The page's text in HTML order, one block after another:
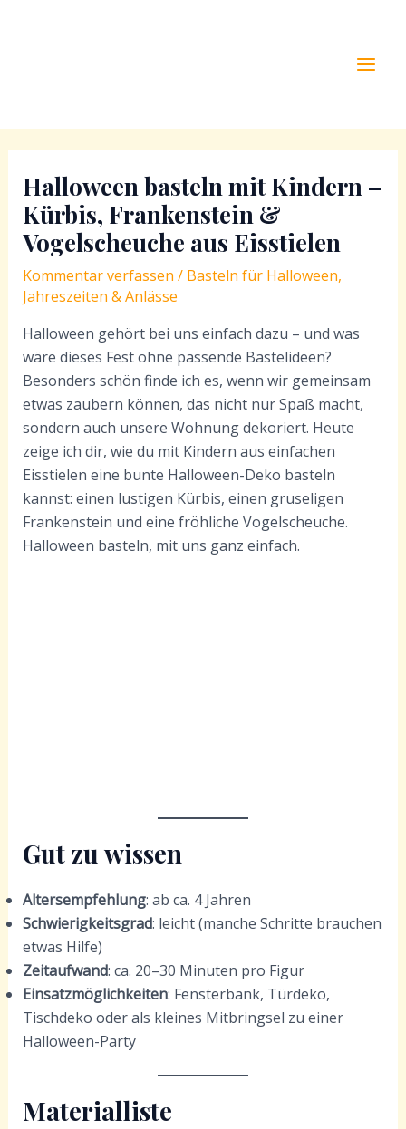
Halloween basteln mit Kindern –
Kürbis, Frankenstein &
Vogelscheuche aus Eisstielen
Kommentar verfassen / Basteln für Halloween,
Jahreszeiten & Anlässe
Halloween gehört bei uns einfach dazu – und was
wäre dieses Fest ohne passende Bastelideen?
Besonders schön finde ich es, wenn wir gemeinsam
etwas zaubern können, das nicht nur Spaß macht,
sondern auch unsere Wohnung dekoriert. Heute
zeige ich dir, wie du mit Kindern aus einfachen
Eisstielen eine bunte Halloween-Deko basteln
kannst: einen lustigen Kürbis, einen gruseligen
Frankenstein und eine fröhliche Vogelscheuche.
Halloween basteln, mit uns ganz einfach.
Gut zu wissen
Altersempfehlung: ab ca. 4 Jahren
Schwierigkeitsgrad: leicht (manche Schritte brauchen
etwas Hilfe)
Zeitaufwand: ca. 20–30 Minuten pro Figur
Einsatzmöglichkeiten: Fensterbank, Türdeko,
Tischdeko oder als kleines Mitbringsel zu einer
Halloween-Party
Materialliste